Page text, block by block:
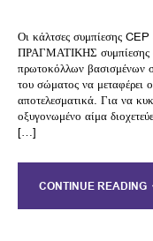
Οι κάλτσες συμπίεσης CEP
ΠΡΑΓΜΑΤΙΚΗΣ συμπίεσης
πρωτοκόλλων βασισμένων
του σώματος να μεταφέρει
αποτελεσματικά. Για να
οξυγονωμένο αίμα
[…]
CONTINUE READING